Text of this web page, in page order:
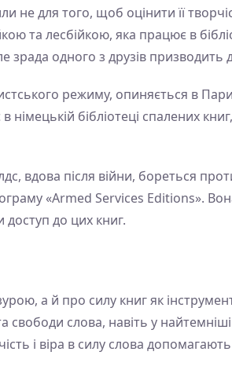
не для того, щоб оцінити її
та лесбійкою, яка працює в
одного з друзів призводить
режиму, опиняється в
бібліотеці спалених
вдова після війни, бореться
«Armed Services Editions».
до цих книг.
а й про силу книг як
слова, навіть у
і віра в силу слова